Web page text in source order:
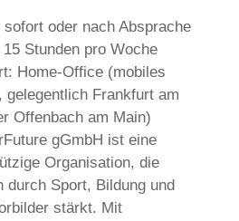
sofort oder nach Absprache
Stunden pro Woche
Home-Office (mobiles
gelegentlich Frankfurt am
Offenbach am Main)
gGmbH ist eine
Organisation, die
durch Sport, Bildung und
stärkt. Mit